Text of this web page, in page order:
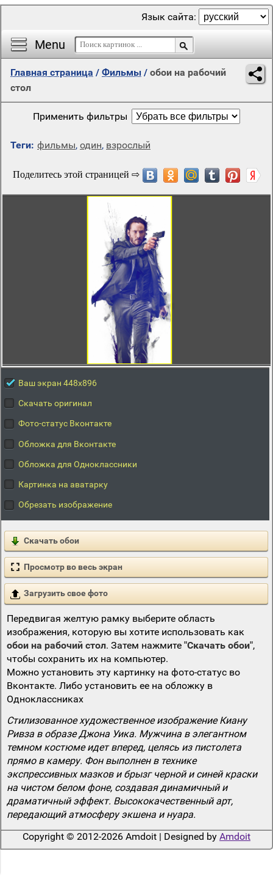
Menu
Язык сайта:
Главная страница / Фильмы / обои на рабочий
стол
Применить фильтры
Теги: фильмы, один, взрослый
Ваш экран 448x896
Скачать оригинал
Фото-статус Вконтакте
Обложка для Вконтакте
Обложка для Одноклассники
Картинка на аватарку
Обрезать изображение
Скачать обои
Просмотр во весь экран
Загрузить свое фото
Передвигая желтую рамку выберите область
изображения, которую вы хотите использовать как
обои на рабочий стол. Затем нажмите "Скачать обои",
чтобы сохранить их на компьютер.
Можно установить эту картинку на фото-статус во
Вконтакте. Либо установить ее на обложку в
Одноклассниках
Стилизованное художественное изображение Киану
Ривза в образе Джона Уика. Мужчина в элегантном
темном костюме идет вперед, целясь из пистолета
прямо в камеру. Фон выполнен в технике
экспрессивных мазков и брызг черной и синей краски
на чистом белом фоне, создавая динамичный и
драматичный эффект. Высококачественный арт,
передающий атмосферу экшена и нуара.
Copyright © 2012-2026 Amdoit | Designed by Amdoit